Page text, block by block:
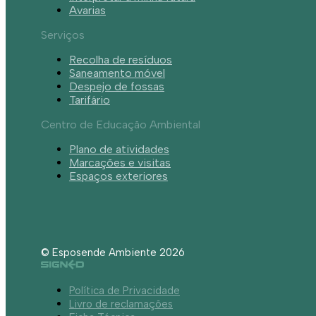
Avarias
Serviços
Recolha de resíduos
Saneamento móvel
Despejo de fossas
Tarifário
Centro de Educação Ambiental
Plano de atividades
Marcações e visitas
Espaços exteriores
© Esposende Ambiente 2026
Política de Privacidade
Livro de reclamações